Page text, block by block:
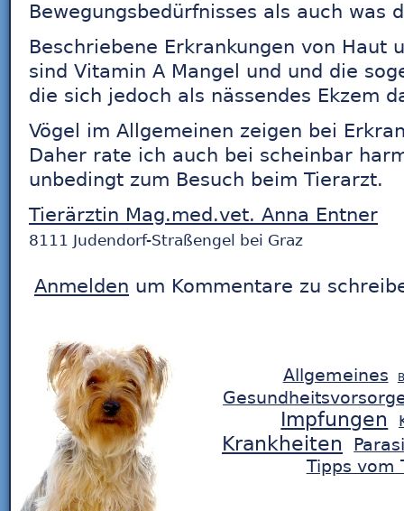
Bewegungsbedürfnisses als auch was
Beschriebene Erkrankungen von Haut
sind Vitamin A Mangel und und die
die sich jedoch als nässendes Ekzem
Vögel im Allgemeinen zeigen bei
Daher rate ich auch bei scheinbar
unbedingt zum Besuch beim Tierarzt.
Tierärztin Mag.med.vet. Anna Entner
8111 Judendorf-Straßengel bei Graz
Anmelden um Kommentare zu
Allgemeines
Impfungen
Krankheiten
Tipps vom